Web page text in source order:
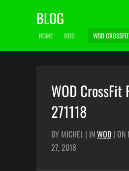
BLOG
HOME WOD WOD
WOD CrossFit
271118
BY MICHEL | INWOD | ON
27, 2018